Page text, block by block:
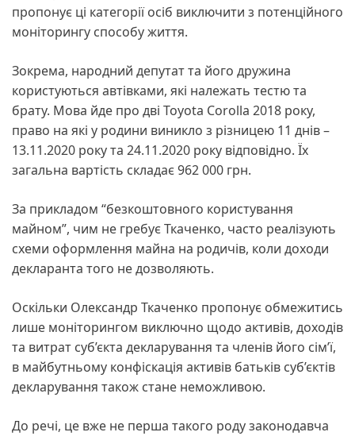
пропонує ці категорії осіб виключити з потенційного
моніторингу способу життя.
Зокрема, народний депутат та його дружина
користуються автівками, які належать тестю та
брату. Мова йде про дві Toyota Corolla 2018 року,
право на які у родини виникло з різницею 11 днів –
13.11.2020 року та 24.11.2020 року відповідно. Їх
загальна вартість складає 962 000 грн.
За прикладом “безкоштовного користування
майном”, чим не гребує Ткаченко, часто реалізують
схеми оформлення майна на родичів, коли доходи
декларанта того не дозволяють.
Оскільки Олександр Ткаченко пропонує обмежитись
лише моніторингом виключно щодо активів, доходів
та витрат суб’єкта декларування та членів його сім’ї,
в майбутньому конфіскація активів батьків суб’єктів
декларування також стане неможливою.
До речі, це вже не перша такого роду законодавча